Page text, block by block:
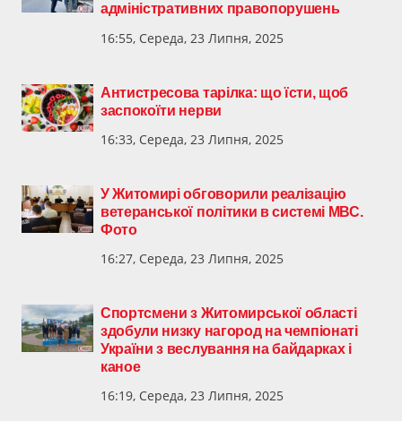
адміністративних правопорушень
16:55, Середа, 23 Липня, 2025
Антистресова тарілка: що їсти, щоб
заспокоїти нерви
16:33, Середа, 23 Липня, 2025
У Житомирі обговорили реалізацію
ветеранської політики в системі МВС.
Фото
16:27, Середа, 23 Липня, 2025
Спортсмени з Житомирської області
здобули низку нагород на чемпіонаті
України з веслування на байдарках і
каное
16:19, Середа, 23 Липня, 2025